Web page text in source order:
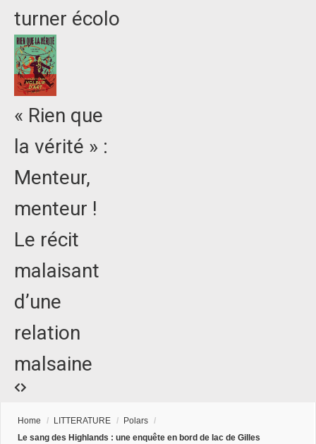
turner écolo
« Rien que
la vérité » :
Menteur,
menteur !
Le récit
malaisant
d’une
relation
malsaine
Home / LITTERATURE / Polars /
Le sang des Highlands : une enquête en bord de lac de Gilles